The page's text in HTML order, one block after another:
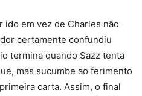
ido em vez de Charles não
certamente confundiu
termina quando Sazz tenta
mas sucumbe ao ferimento
carta. Assim, o final